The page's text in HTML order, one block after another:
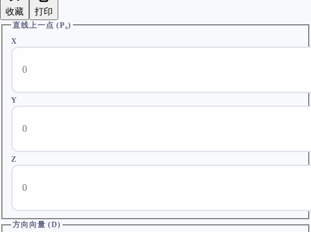
收藏 打印
直线上一点 (P₀)
X
Y
Z
方向向量 (D)